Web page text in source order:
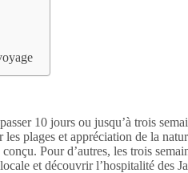
10 jours ou jusqu’à trois
plages et appréciation de la
Pour d’autres, les trois
et découvrir l’hospitalité des